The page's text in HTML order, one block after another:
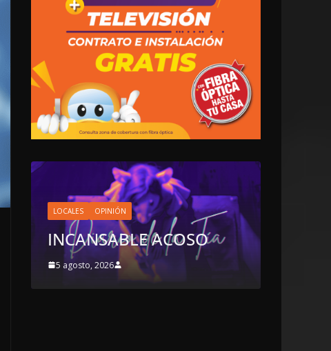
OPINIÓN
LA CLOACA DE LA
POLÍTICA | 4 DE AGOSTO
DE 2026
4 agosto, 2026